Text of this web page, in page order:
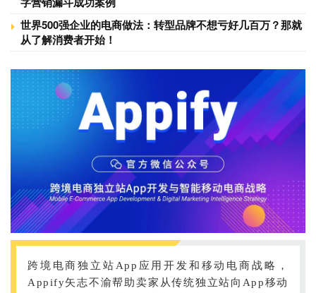
世界500强企业的电商做法：转型品牌不想亏好几百万？那就
从了解消费者开始！
跨境电商独立站App应用开发和移动电商战略，
Appify矢志不渝帮助卖家从传统独立站向App移动